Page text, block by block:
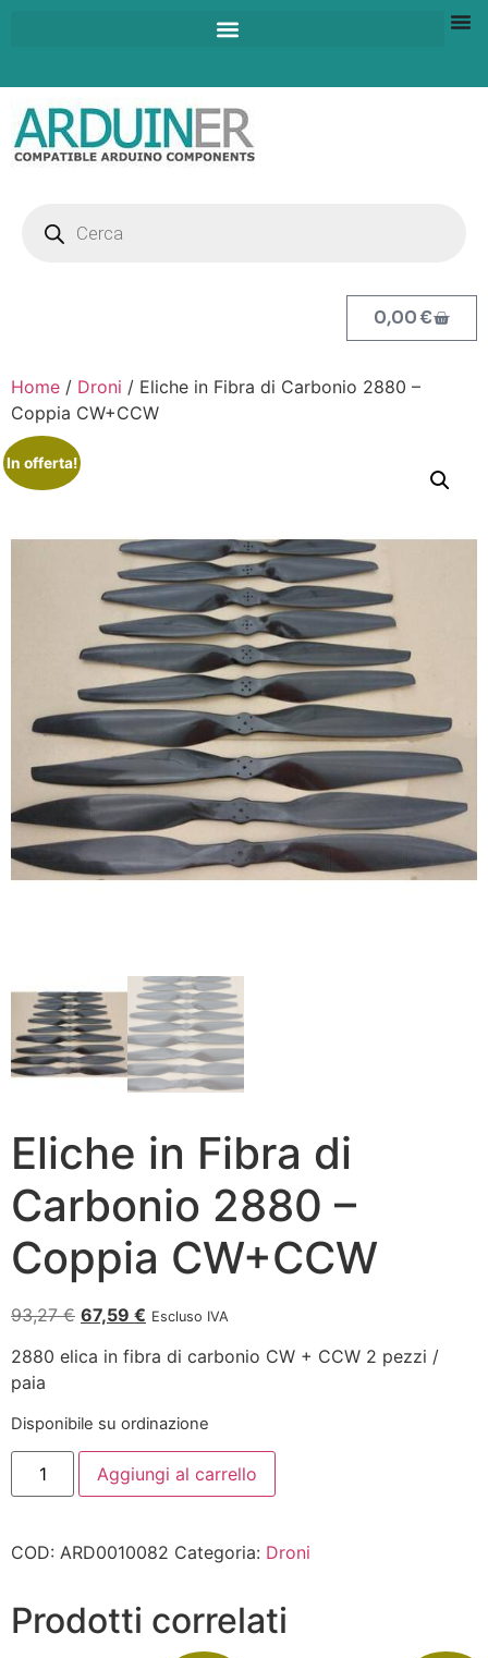
0,00€
Home / Droni / Eliche in Fibra di Carbonio 2880 –
Coppia CW+CCW
In offerta!
Eliche in Fibra di
Carbonio 2880 –
Coppia CW+CCW
93,27€ 67,59 € Escluso IVA
2880 elica in fibra di carbonio CW + CCW 2 pezzi /
paia
Disponibile su ordinazione
Aggiungi al carrello
COD: ARD0010082 Categoria: Droni
Prodotti correlati